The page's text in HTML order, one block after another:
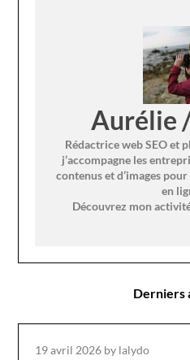
Aurélie
Rédactrice web SEO et
j’accompagne les
contenus et d’images
en
Découvrez mon
Derniers
19 avril 2026 by lalydo